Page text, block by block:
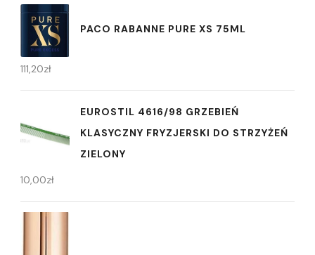
PACO RABANNE PURE XS 75ML
111,20zł
EUROSTIL 4616/98 GRZEBIEŃ
KLASYCZNY FRYZJERSKI DO STRZYŻEŃ
ZIELONY
10,00zł